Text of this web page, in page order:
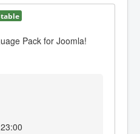
Pack for Joomla!